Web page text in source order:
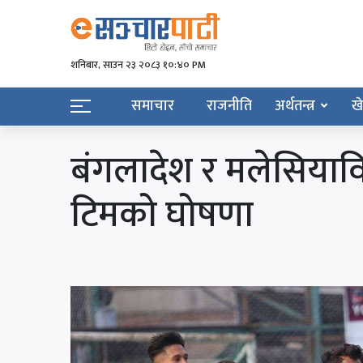
शनिबार, साउन २३ २०८३ १०:४० PM
समाचार राजनीति अर्थतन्त्र
बंगलादेश र
टिमको घोषणा